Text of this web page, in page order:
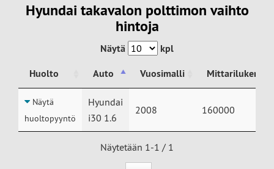
Hyundai takavalon polttimon vaihto
hintoja
Näytä
kpl
Huolto
Auto Vuosimalli
Mittarilukema
Huolto
Auto
Näytä
huoltopyyntö
Hyundai
i30 1.6
2008 160000
Näytetään 1-1 / 1